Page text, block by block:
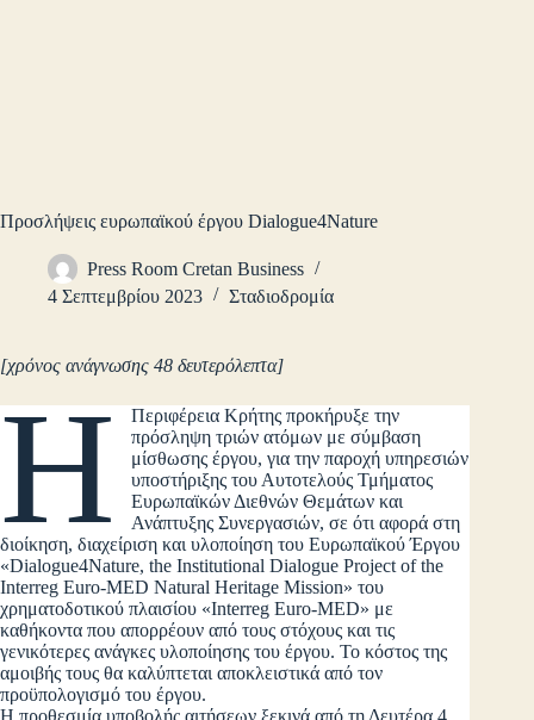
Προσλήψεις ευρωπαϊκού έργου Dialogue4Nature
Press Room Cretan Business
4 Σεπτεμβρίου 2023
Σταδιοδρομία
[χρόνος ανάγνωσης 48 δευτερόλεπτα]
Η
Περιφέρεια Κρήτης προκήρυξε την
πρόσληψη τριών ατόμων με σύμβαση
μίσθωσης έργου, για την παροχή υπηρεσιών
υποστήριξης του Αυτοτελούς Τμήματος
Ευρωπαϊκών Διεθνών Θεμάτων και
Ανάπτυξης Συνεργασιών, σε ότι αφορά στη
διοίκηση, διαχείριση και υλοποίηση του Ευρωπαϊκού Έργου
«Dialogue4Nature, the Institutional Dialogue Project of the
Interreg Euro-MED Natural Heritage Mission» του
χρηματοδοτικού πλαισίου «Interreg Euro-MED» με
καθήκοντα που απορρέουν από τους στόχους και τις
γενικότερες ανάγκες υλοποίησης του έργου. Το κόστος της
αμοιβής τους θα καλύπτεται αποκλειστικά από τον
προϋπολογισμό του έργου.
Η προθεσμία υποβολής αιτήσεων ξεκινά από τη Δευτέρα 4